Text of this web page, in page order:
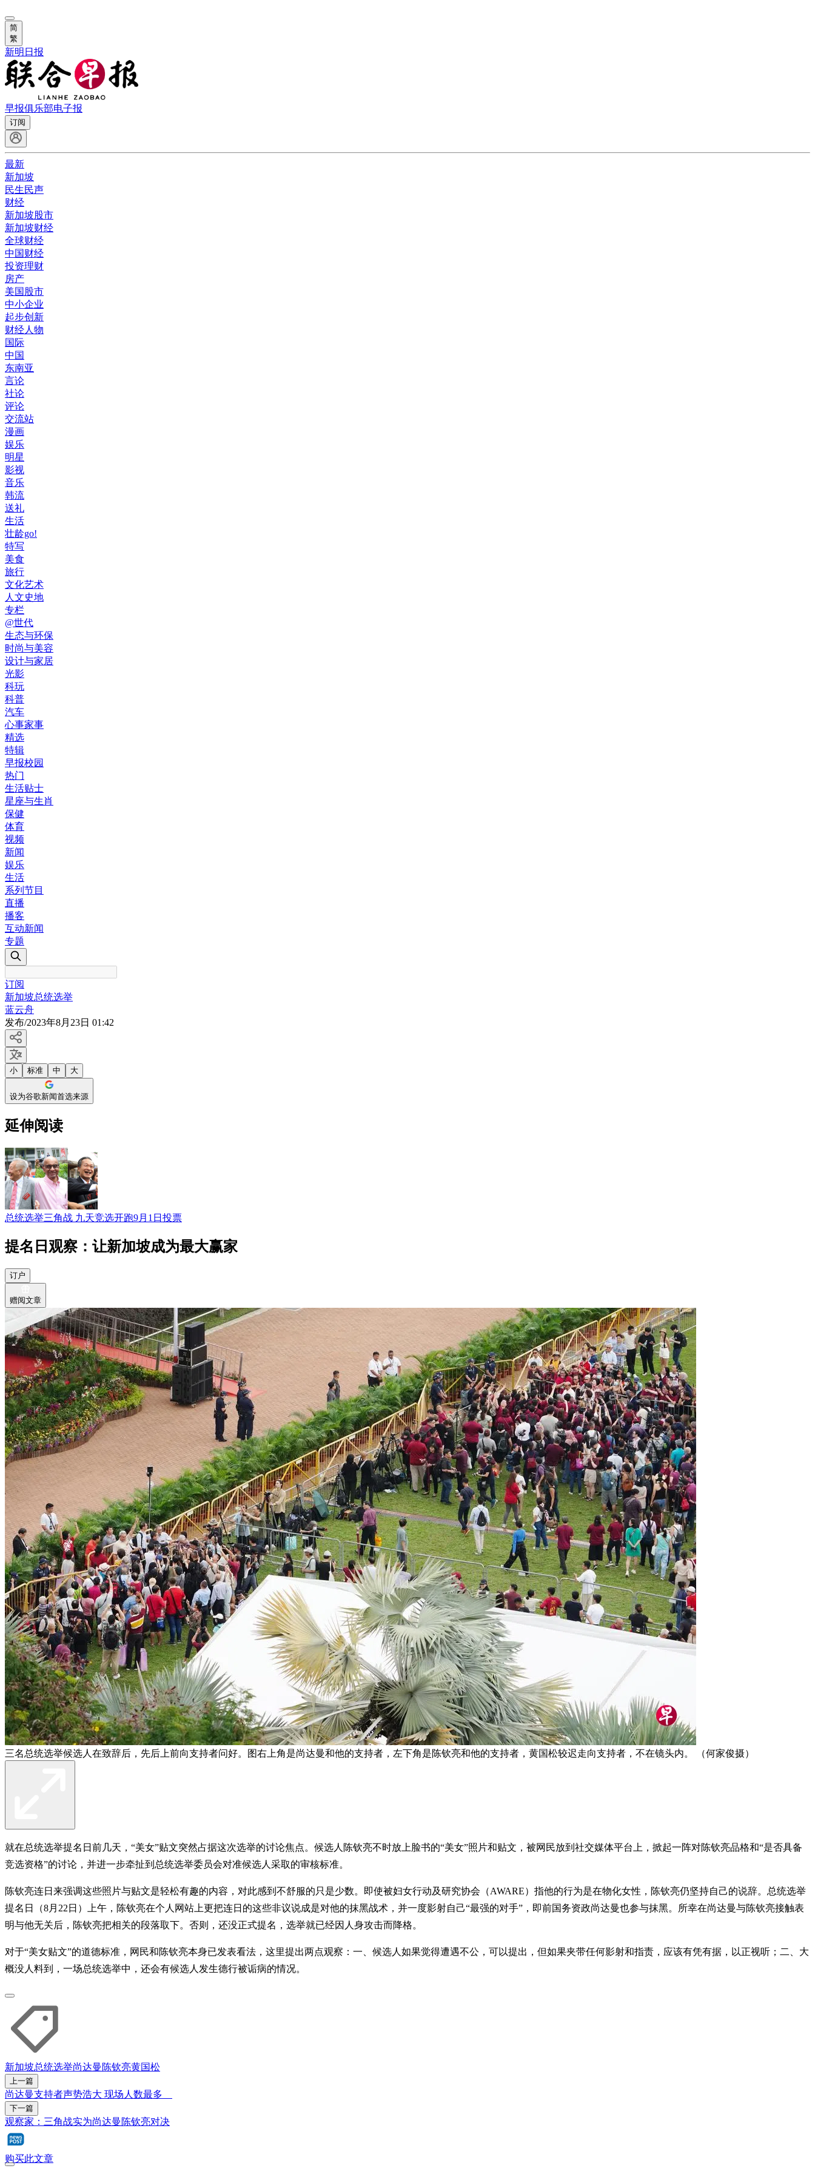
简
繁
新明日报
早报俱乐部电子报
订阅
最新
新加坡
民生民声
财经
新加坡股市
新加坡财经
全球财经
中国财经
投资理财
房产
美国股市
中小企业
起步创新
财经人物
国际
中国
东南亚
言论
社论
评论
交流站
漫画
娱乐
明星
影视
音乐
韩流
送礼
生活
壮龄go!
特写
美食
旅行
文化艺术
人文史地
专栏
@世代
生态与环保
时尚与美容
设计与家居
光影
科玩
科普
汽车
心事家事
精选
特辑
早报校园
热门
生活贴士
星座与生肖
保健
体育
视频
新闻
娱乐
生活
系列节目
直播
播客
互动新闻
专题
订阅
新加坡总统选举
蓝云舟
发布/2023年8月23日 01:42
小 标准 中 大
设为谷歌新闻首选来源
延伸阅读
总统选举三角战 九天竞选开跑9月1日投票
提名日观察：让新加坡成为最大赢家
订户
赠阅文章
三名总统选举候选人在致辞后，先后上前向支持者问好。图右上角是尚达曼和他的支持者，左下角是陈钦亮和他的支持者，黄国松较迟走向支持者，不在镜头内。 （何家俊摄）
就在总统选举提名日前几天，“美女”贴文突然占据这次选举的讨论焦点。候选人陈钦亮不时放上脸书的“美女”照片和贴文，被网民放到社交媒体平台上，掀起一阵对陈钦亮品格和“是否具备
竞选资格”的讨论，并进一步牵扯到总统选举委员会对准候选人采取的审核标准。
陈钦亮连日来强调这些照片与贴文是轻松有趣的内容，对此感到不舒服的只是少数。即使被妇女行动及研究协会（AWARE）指他的行为是在物化女性，陈钦亮仍坚持自己的说辞。总统选举
提名日（8月22日）上午，陈钦亮在个人网站上更把连日的这些非议说成是对他的抹黑战术，并一度影射自己“最强的对手”，即前国务资政尚达曼也参与抹黑。所幸在尚达曼与陈钦亮接触表
明与他无关后，陈钦亮把相关的段落取下。否则，还没正式提名，选举就已经因人身攻击而降格。
对于“美女贴文”的道德标准，网民和陈钦亮本身已发表看法，这里提出两点观察：一、候选人如果觉得遭遇不公，可以提出，但如果夹带任何影射和指责，应该有凭有据，以正视听；二、大
概没人料到，一场总统选举中，还会有候选人发生德行被诟病的情况。
新加坡总统选举尚达曼 陈钦亮黄国松
上一篇
尚达曼支持者声势浩大 现场人数最多
下一篇
观察家：三角战实为尚达曼陈钦亮对决
购买此文章